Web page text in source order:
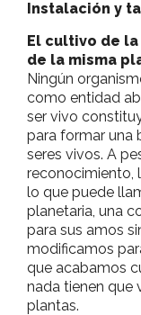
Instalación y
El cultivo de
de la misma
Ningún
como entidad
ser vivo
para formar una
seres vivos. A
reconocimiento,
lo que puede
planetaria, una
para sus amos
modificamos
que acabamos
nada tienen que
plantas.